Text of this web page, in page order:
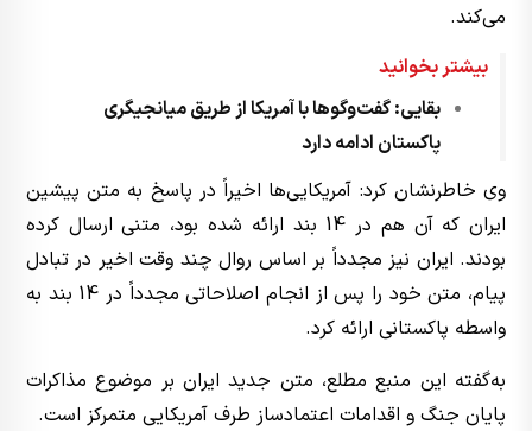
می‌کند.
بیشتر بخوانید
بقایی: گفت‌وگوها با آمریکا از طریق میانجیگری
پاکستان ادامه دارد
وی خاطرنشان کرد: آمریکایی‌ها اخیراً در پاسخ به متن پیشین
ایران که آن هم در 14 بند ارائه شده بود، متنی ارسال کرده
بودند. ایران نیز مجدداً بر اساس روال چند وقت اخیر در تبادل
پیام، متن خود را پس از انجام اصلاحاتی مجدداً در 14 بند به
واسطه پاکستانی ارائه کرد.
به‌گفته این منبع مطلع، متن جدید ایران بر موضوع مذاکرات
پایان جنگ و اقدامات اعتمادساز طرف آمریکایی متمرکز است.